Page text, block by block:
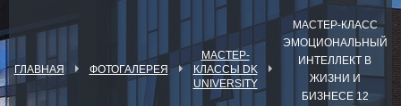
ГЛАВНАЯ ФОТОГАЛЕРЕЯ
МАСТЕР-
КЛАССЫ DK
UNIVERSITY
МАСТЕР-КЛАСС
ЭМОЦИОНАЛЬНЫЙ
ИНТЕЛЛЕКТ В
ЖИЗНИ И
БИЗНЕСЕ 12